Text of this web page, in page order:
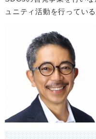
ュニティ活動を行っている